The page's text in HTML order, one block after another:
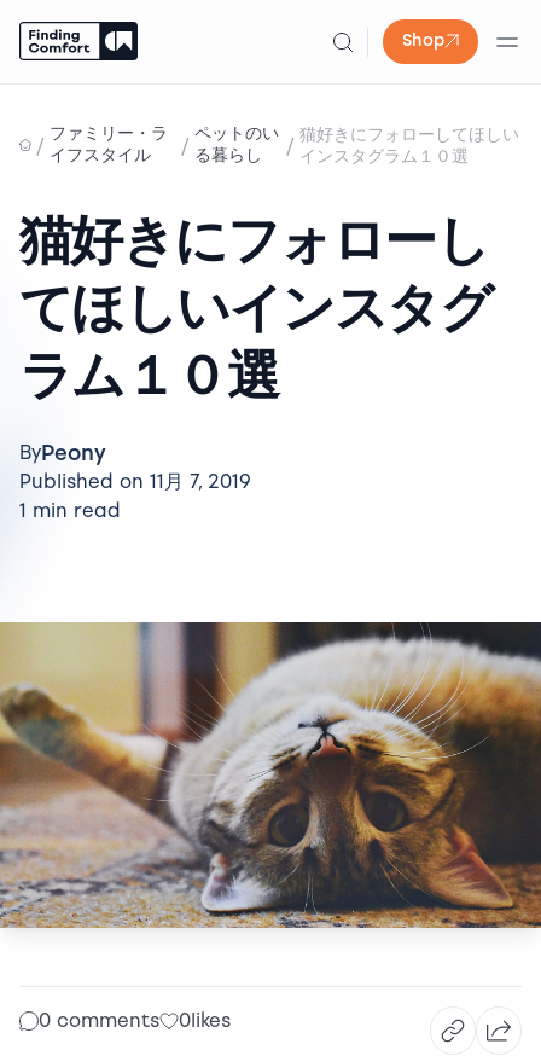
Shop
content
/ ファミリー・ラ
イフスタイル
/ ペットのい
る暮らし
/ 猫好きにフォローしてほしい
インスタグラム１０選
猫好きにフォローし
てほしいインスタグ
ラム１０選
ByPeony
Published on 11月 7, 2019
1 min read
0 comments 0likes